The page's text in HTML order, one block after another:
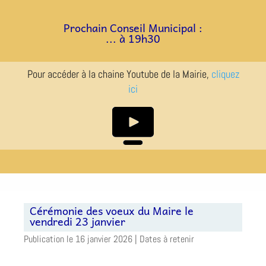
Prochain Conseil Municipal :
... à 19h30
Pour accéder à la chaine Youtube de la Mairie, cliquez
ici
Cérémonie des voeux du Maire le
vendredi 23 janvier
16 janvier 2026 | Dates à retenir